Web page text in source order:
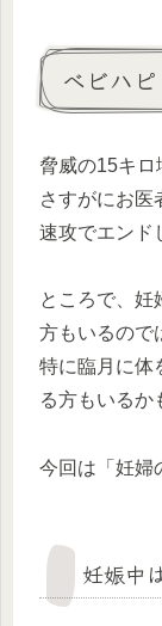
ベビハ
脅威の15キロ
さすがにお
速攻でエンド
ところで、妊
方もいるので
特に臨月に体
る方もいるか
今回は「妊婦
妊娠中